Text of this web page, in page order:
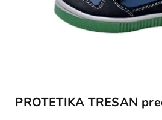
PROTETIKA TRESAN